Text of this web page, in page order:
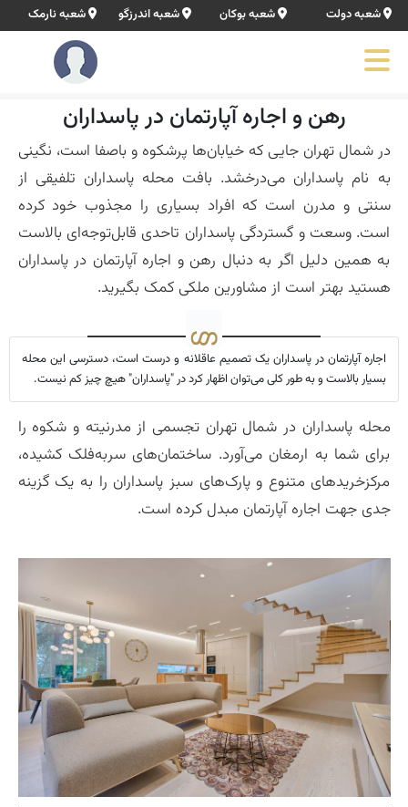
شعبه دولت شعبه بوکان شعبه اندرزگو شعبه نارمک
رهن و اجاره آپارتمان در پاسداران
در شمال تهران جایی که خیابان‌ها پرشکوه و باصفا است، نگینی
به نام پاسداران می‌درخشد. بافت محله پاسداران تلفیقی از
سنتی و مدرن است که افراد بسیاری را مجذوب خود کرده
است. وسعت و گستردگی پاسداران تاحدی قابل‌توجه‌ای بالاست
به همین دلیل اگر به دنبال رهن و اجاره آپارتمان در پاسداران
هستید بهتر است از مشاورین ملکی کمک بگیرید.
اجاره آپارتمان در پاسداران یک تصمیم عاقلانه و درست است، دسترسی این محله
بسیار بالاست و به طور کلی می‌توان اظهار کرد در "پاسداران" هیچ‌ چیز کم نیست.
محله پاسداران در شمال تهران تجسمی از مدرنیته و شکوه را
برای شما به ارمغان می‌آورد. ساختمان‌های سربه‌فلک کشیده،
مرکزخرید‌های متنوع و پارک‌های سبز پاسداران را به یک گزینه
جدی جهت اجاره آپارتمان مبدل کرده است.